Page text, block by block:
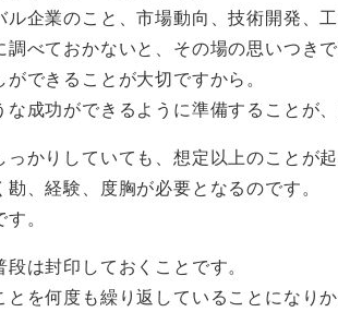
企業のこと、市場動向、技術開発、
べておかないと、その場の思いつきで
できることが大切ですから。
成功ができるように準備することが、
かりしていても、想定以上のことが起
、経験、度胸が必要となるのです。
。
は封印しておくことです。
を何度も繰り返していることになりか